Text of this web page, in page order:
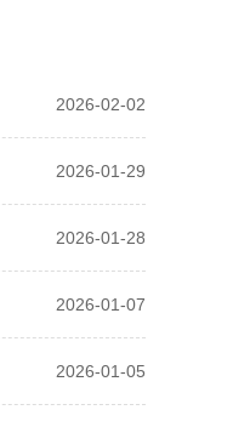
2026-02-02
2026-01-29
2026-01-28
2026-01-07
2026-01-05